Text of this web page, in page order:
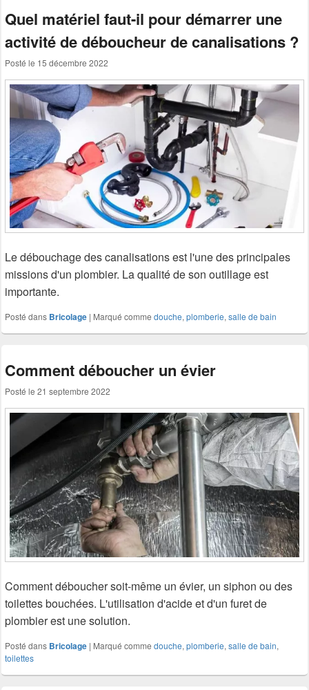
Quel matériel faut-il pour démarrer une
activité de déboucheur de canalisations ?
Posté le 15 décembre 2022
Le débouchage des canalisations est l'une des principales
missions d'un plombier. La qualité de son outillage est
importante.
Posté dans Bricolage | Marqué comme douche, plomberie, salle de bain
Comment déboucher un évier
Posté le 21 septembre 2022
Comment déboucher soit-même un évier, un siphon ou des
toilettes bouchées. L'utilisation d'acide et d'un furet de
plombier est une solution.
Posté dans Bricolage | Marqué comme douche, plomberie, salle de bain,
toilettes